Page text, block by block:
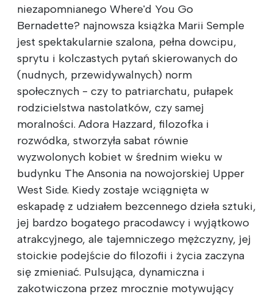
niezapomnianego Where'd You Go
Bernadette? najnowsza książka Marii Semple
jest spektakularnie szalona, pełna dowcipu,
sprytu i kolczastych pytań skierowanych do
(nudnych, przewidywalnych) norm
społecznych - czy to patriarchatu, pułapek
rodzicielstwa nastolatków, czy samej
moralności. Adora Hazzard, filozofka i
rozwódka, stworzyła sabat równie
wyzwolonych kobiet w średnim wieku w
budynku The Ansonia na nowojorskiej Upper
West Side. Kiedy zostaje wciągnięta w
eskapadę z udziałem bezcennego dzieła sztuki,
jej bardzo bogatego pracodawcy i wyjątkowo
atrakcyjnego, ale tajemniczego mężczyzny, jej
stoickie podejście do filozofii i życia zaczyna
się zmieniać. Pulsująca, dynamiczna i
zakotwiczona przez mrocznie motywujący